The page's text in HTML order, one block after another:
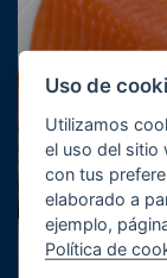
Uso de
Utilizamos
el uso del sitio
con tus
elaborado a
ejemplo,
Política de